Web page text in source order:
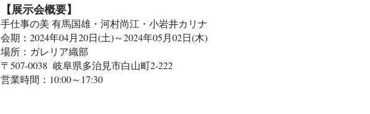
【展示会概要】
手仕事の美 有馬国雄・河村尚江・小岩井カリナ
会期：2024年04月20日(土)～2024年05月02日(木)
場所：ガレリア織部
〒507-0038 岐阜県多治見市白山町2-222
営業時間：10:00～17:30